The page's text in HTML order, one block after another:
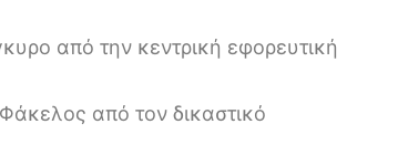
από την κεντρική εφορευτική
από τον δικαστικό